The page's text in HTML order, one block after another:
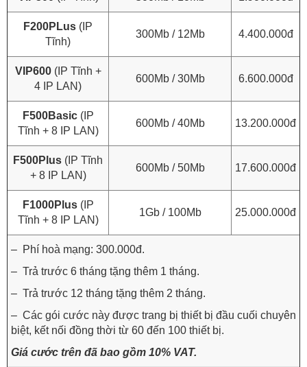
F200PLus (IP
Tĩnh)
300Mb / 12Mb 4.400.000đ
VIP600(IP Tĩnh +
4 IP LAN)
600Mb / 30Mb 6.600.000đ
F500Basic(IP
Tĩnh + 8 IP LAN)
600Mb / 40Mb 13.200.000đ
F500Plus (IP Tĩnh
+ 8 IP LAN)
600Mb / 50Mb 17.600.000đ
F1000Plus(IP
Tĩnh + 8 IP LAN)
1Gb / 100Mb 25.000.000đ
– Phí hoà mạng: 300.000đ.
– Trả trước 6 tháng tặng thêm 1 tháng.
– Trả trước 12 tháng tặng thêm 2 tháng.
– Các gói cước này được trang bị thiết bị đầu cuối chuyên
biệt, kết nối đồng thời từ 60 đến 100 thiết bị.
Giá cước trên đã bao gồm 10% VAT.